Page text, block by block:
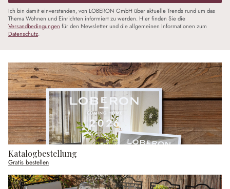
Ich bin damit einverstanden, von LOBERON GmbH über aktuelle Trends rund um das
Thema Wohnen und Einrichten informiert zu werden. Hier finden Sie die
Versandbedingungen für den Newsletter und die allgemeinen Informationen zum
Datenschutz.
Katalogbestellung
Gratis bestellen